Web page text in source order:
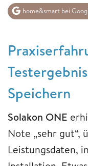
home&smart bei
Speichern
Solakon ONE
Note „sehr gut“,
Leistungsdaten,